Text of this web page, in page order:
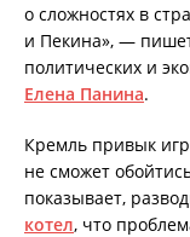
о сложностях в
и Пекина», —
политических и
Елена Панина.
Кремль привык
не сможет
показывает,
котел, что